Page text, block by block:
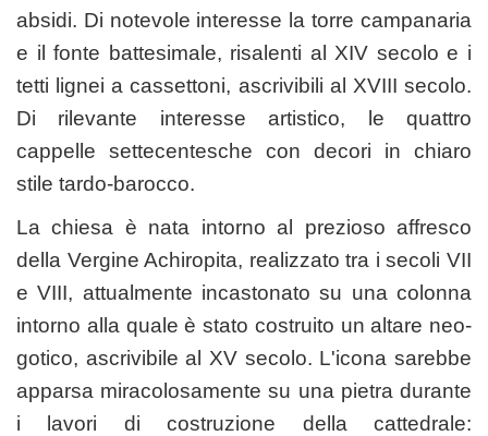
absidi. Di notevole interesse la torre campanaria
e il fonte battesimale, risalenti al XIV secolo e i
tetti lignei a cassettoni, ascrivibili al XVIII secolo.
Di rilevante interesse artistico, le quattro
cappelle settecentesche con decori in chiaro
stile tardo-barocco.
La chiesa è nata intorno al prezioso affresco
della Vergine Achiropita, realizzato tra i secoli VII
e VIII, attualmente incastonato su una colonna
intorno alla quale è stato costruito un altare neo-
gotico, ascrivibile al XV secolo. L'icona sarebbe
apparsa miracolosamente su una pietra durante
i lavori di costruzione della cattedrale: